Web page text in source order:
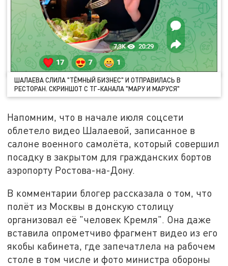
ШАЛАЕВА СЛИЛА "ТЁМНЫЙ БИЗНЕС" И ОТПРАВИЛАСЬ В
РЕСТОРАН. СКРИНШОТ С ТГ-КАНАЛА "МАРУ И МАРУСЯ"
Напомним, что в начале июля соцсети
облетело видео Шалаевой, записанное в
салоне военного самолёта, который совершил
посадку в закрытом для гражданских бортов
аэропорту Ростова-на-Дону.
В комментарии блогер рассказала о том, что
полёт из Москвы в донскую столицу
организовал её "человек Кремля". Она даже
вставила опрометчиво фрагмент видео из его
якобы кабинета, где запечатлела на рабочем
столе в том числе и фото министра обороны